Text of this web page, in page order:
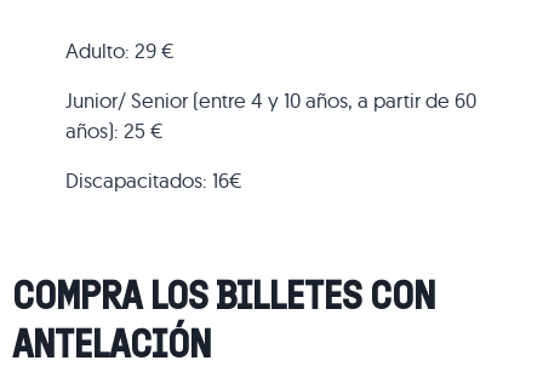
Adulto: 29 €
Junior/ Senior (entre 4 y 10 años, a partir de 60
años): 25 €
Discapacitados: 16€
COMPRA LOS BILLETES CON
ANTELACIÓN